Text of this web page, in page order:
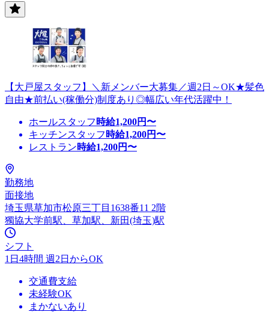
【大戸屋スタッフ】＼新メンバー大募集／週2日～OK★髪色
自由★前払い(稼働分)制度あり◎幅広い年代活躍中！
ホールスタッフ 時給1,200円〜
キッチンスタッフ 時給1,200円〜
レストラン時給1,200円〜
勤務地
面接地
埼玉県草加市松原三丁目1638番11 2階
獨協大学前駅、草加駅、新田(埼玉)駅
シフト
1日4時間 週2日からOK
交通費支給
未経験OK
まかないあり